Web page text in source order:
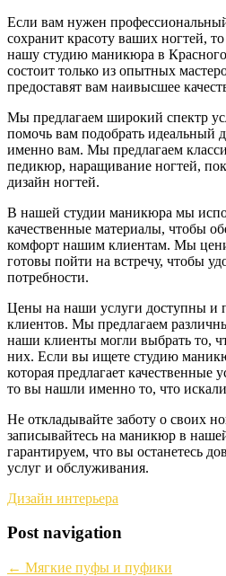
Если вам нужен
сохранит красоту ваших ногтей,
нашу студию маникюра в
состоит только из опытных
предоставят вам наивысшее
Мы предлагаем широкий спектр
помочь вам подобрать идеальный
именно вам. Мы предлагаем
педикюр, наращивание ногтей,
дизайн ногтей.
В нашей студии маникюра мы
качественные материалы, чтобы
комфорт нашим клиентам. Мы
готовы пойти на встречу, чтобы
потребности.
Цены на наши услуги доступны и
клиентов. Мы предлагаем
наши клиенты могли выбрать то,
них. Если вы ищете студию
которая предлагает
то вы нашли именно то, что
Не откладывайте заботу о своих
записывайтесь на маникюр в
гарантируем, что вы останетесь
услуг и обслуживания.
Дизайн интерьера
Post navigation
← Мягкие пуфы и пуфики